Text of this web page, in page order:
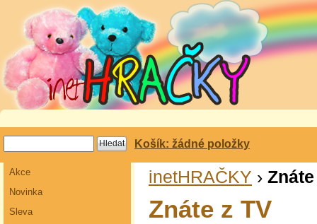
Košík: žádné položky
Akce
Novinka
Sleva
inetHRAČKY ›
Znáte z TV